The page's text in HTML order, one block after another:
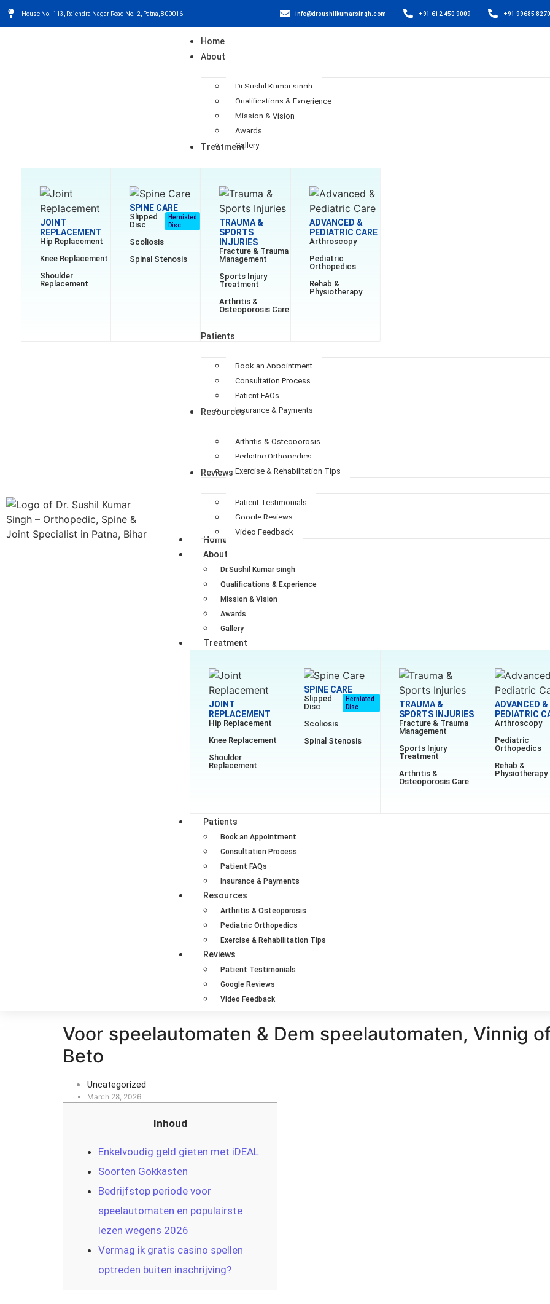
House No.-113, Rajendra Nagar Road No.-2, Patna, 800016 info@drsushilkumarsingh.com +91 612 450 9009 +91 99685
Home
About
Dr.Sushil Kumar singh
Qualifications & Experience
Mission & Vision
Awards
Gallery
Treatment
JOINT
REPLACEMENT
Hip Replacement
Knee Replacement
Shoulder
Replacement
SPINE CARE
Slipped
Disc
Herniated
Disc
Scoliosis
Spinal Stenosis
TRAUMA &
SPORTS
INJURIES
Fracture & Trauma
Management
Sports Injury
Treatment
Arthritis &
Osteoporosis Care
ADVANCED &
PEDIATRIC CARE
Arthroscopy
Pediatric
Orthopedics
Rehab &
Physiotherapy
Patients
Book an Appointment
Consultation Process
Patient FAQs
Insurance & Payments
Resources
Arthritis & Osteoporosis
Pediatric Orthopedics
Exercise & Rehabilitation Tips
Reviews
Patient Testimonials
Google Reviews
Video Feedback
Home
About
Dr.Sushil Kumar singh
Qualifications & Experience
Mission & Vision
Awards
Gallery
Treatment
JOINT
REPLACEMENT
Hip Replacement
Knee Replacement
Shoulder
Replacement
SPINE CARE
Slipped
Disc
Herniated
Disc
Scoliosis
Spinal Stenosis
TRAUMA &
SPORTS INJURIES
Fracture & Trauma
Management
Sports Injury
Treatment
Arthritis &
Osteoporosis Care
ADVANCED &
PEDIATRIC
Arthroscopy
Pediatric
Orthopedics
Rehab &
Physiotherapy
Patients
Book an Appointment
Consultation Process
Patient FAQs
Insurance & Payments
Resources
Arthritis & Osteoporosis
Pediatric Orthopedics
Exercise & Rehabilitation Tips
Reviews
Patient Testimonials
Google Reviews
Video Feedback
Voor speelautomaten & Dem speelautomaten, Vinnig
Beto
Uncategorized
March 28, 2026
Inhoud
Enkelvoudig geld gieten met iDEAL
Soorten Gokkasten
Bedrijfstop periode voor
speelautomaten en populairste
lezen wegens 2026
Vermag ik gratis casino spellen
optreden buiten inschrijving?